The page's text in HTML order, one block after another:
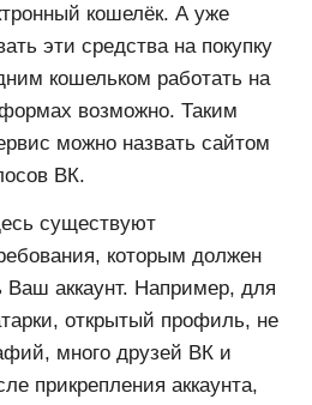
кошелёк. А уже
эти средства на покупку
кошельком работать на
возможно. Таким
можно назвать сайтом
ВК.
существуют
которым должен
Ваш аккаунт. Например, для
открытый профиль, не
много друзей ВК и
прикрепления аккаунта,